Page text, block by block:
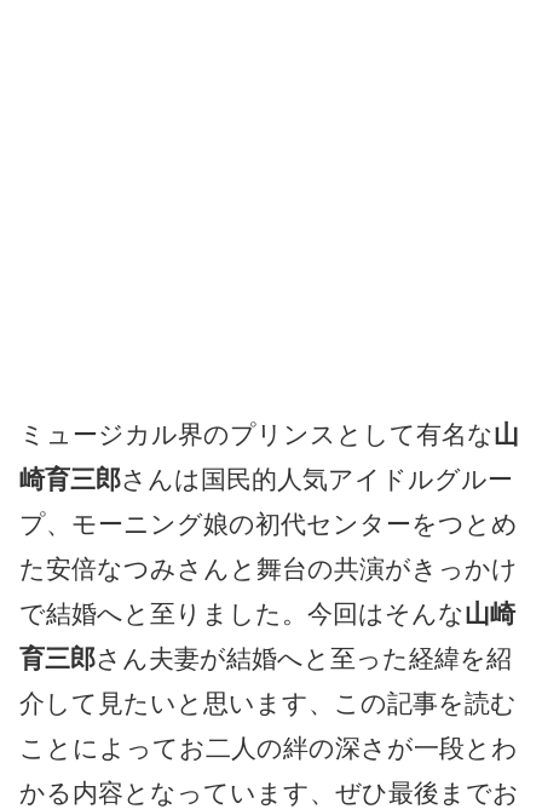
ミュージカル界のプリンスとして有名な山
崎育三郎さんは国民的人気アイドルグルー
プ、モーニング娘の初代センターをつとめ
た安倍なつみさんと舞台の共演がきっかけ
で結婚へと至りました。今回はそんな山崎
育三郎さん夫妻が結婚へと至った経緯を紹
介して見たいと思います、この記事を読む
ことによってお二人の絆の深さが一段とわ
かる内容となっています、ぜひ最後までお